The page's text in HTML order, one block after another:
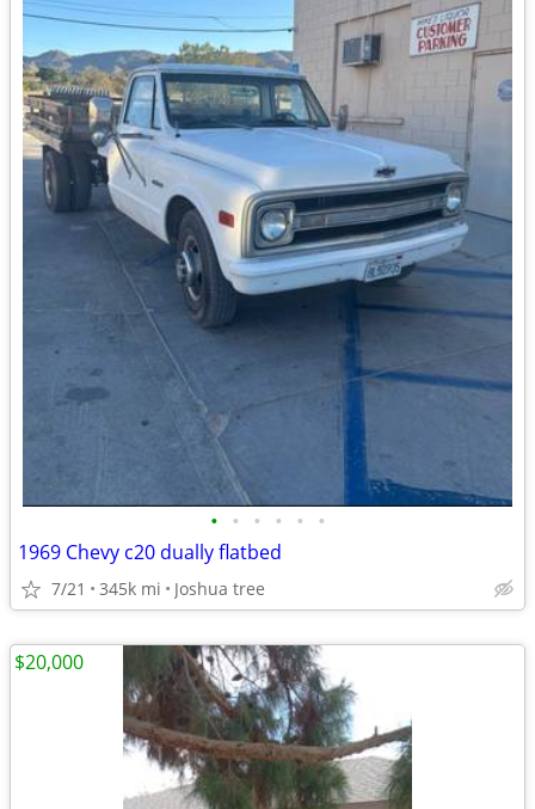
• • • • • •
1969 Chevy c20 dually flatbed
7/21 345k mi Joshua tree
$20,000